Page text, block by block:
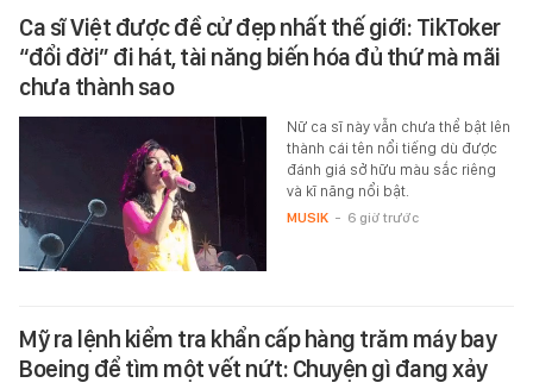
Ca sĩ Việt được đề cử đẹp nhất thế giới: TikToker
“đổi đời” đi hát, tài năng biến hóa đủ thứ mà mãi
chưa thành sao
Nữ ca sĩ này vẫn chưa thể bật lên
thành cái tên nổi tiếng dù được
đánh giá sở hữu màu sắc riêng
và kĩ năng nổi bật.
MUSIK - 6 giờ trước
Mỹ ra lệnh kiểm tra khẩn cấp hàng trăm máy bay
Boeing để tìm một vết nứt: Chuyện gì đang xảy